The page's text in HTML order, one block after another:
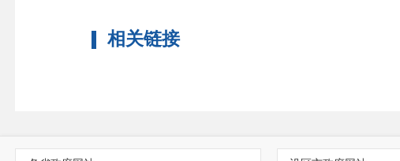
相关链接